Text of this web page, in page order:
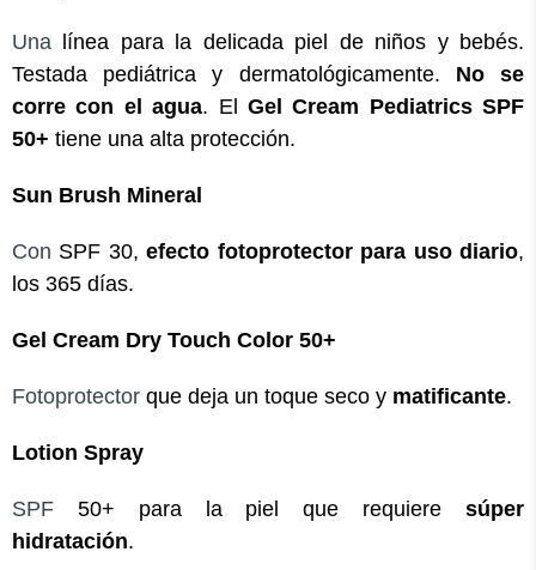
Una línea para la delicada piel de niños y bebés.
Testada pediátrica y dermatológicamente. No se
corre con el agua. El Gel Cream Pediatrics SPF
50+ tiene una alta protección.
Sun Brush Mineral
Con SPF 30,efecto fotoprotector para uso diario,
los 365 días.
Gel Cream Dry Touch Color 50+
Fotoprotector que deja un toque seco y matificante.
Lotion Spray
SPF 50+ para la piel que requiere súper
hidratación.